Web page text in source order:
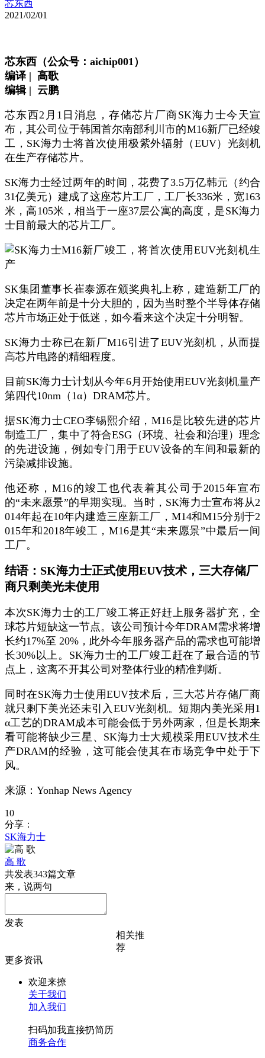
芯东西
2021/02/01
芯东西（公众号： aichip001）
编译 | 高歌
编辑| 云鹏
芯东西2月1日消息，存储芯片厂商SK海力士今天宣
布，其公司位于韩国首尔南部利川市的M16新厂已经竣
工，SK海力士将首次使用极紫外辐射（EUV）光刻机
在生产存储芯片。
SK海力士经过两年的时间，花费了3.5万亿韩元（约合
31亿美元）建成了这座芯片工厂，工厂长336米，宽163
米，高105米，相当于一座37层公寓的高度，是SK海力
士目前最大的芯片工厂。
SK集团董事长崔泰源在颁奖典礼上称，建造新工厂的
决定在两年前是十分大胆的，因为当时整个半导体存储
芯片市场正处于低迷，如今看来这个决定十分明智。
SK海力士称已在新厂M16引进了EUV光刻机，从而提
高芯片电路的精细程度。
目前SK海力士计划从今年6月开始使用EUV光刻机量产
第四代10nm（1α）DRAM芯片。
据SK海力士CEO李锡熙介绍，M16是比较先进的芯片
制造工厂，集中了符合ESG（环境、社会和治理）理念
的先进设施，例如专门用于EUV设备的车间和最新的
污染减排设施。
他还称，M16的竣工也代表着其公司于2015年宣布
的“未来愿景”的早期实现。当时，SK海力士宣布将从2
014年起在10年内建造三座新工厂，M14和M15分别于2
015年和2018年竣工，M16是其“未来愿景”中最后一间
工厂。
结语：SK海力士正式使用EUV技术，三大存储厂
商只剩美光未使用
本次SK海力士的工厂竣工将正好赶上服务器扩充，全
球芯片短缺这一节点。该公司预计今年DRAM需求将增
长约17%至 20%，此外今年服务器产品的需求也可能增
长30%以上。SK海力士的工厂竣工赶在了最合适的节
点上，这离不开其公司对整体行业的精准判断。
同时在SK海力士使用EUV技术后，三大芯片存储厂商
就只剩下美光还未引入EUV光刻机。短期内美光采用1
α工艺的DRAM成本可能会低于另外两家，但是长期来
看可能将缺少三星、SK海力士大规模采用EUV技术生
产DRAM的经验，这可能会使其在市场竞争中处于下
风。
来源：Yonhap News Agency
10
分享：
SK海力士
高 歌
共发表343篇文章
来，说两句
发表
相关推
荐
更多资讯
欢迎来撩
关于我们
加入我们
扫码加我直接扔简历
商务合作